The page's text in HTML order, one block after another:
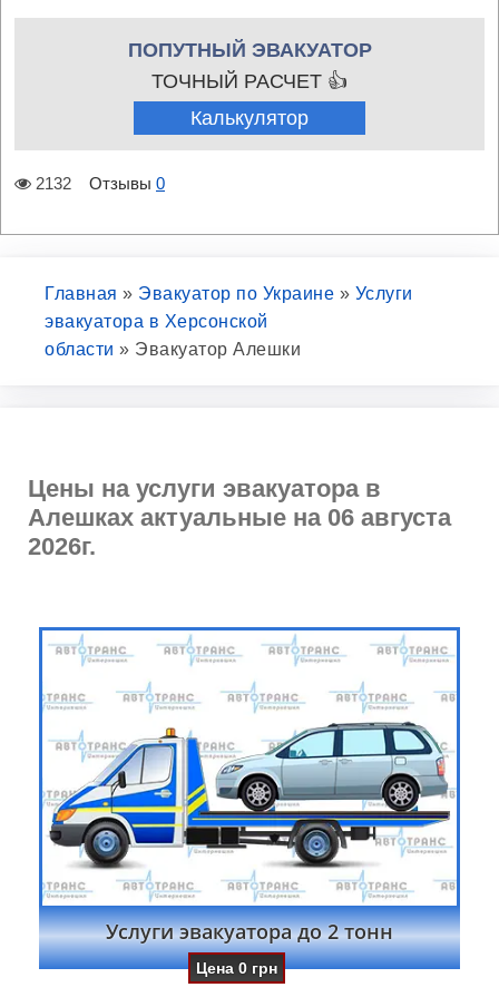
ПОПУТНЫЙ ЭВАКУАТОР
ТОЧНЫЙ РАСЧЕТ 👍
Калькулятор
2132 Отзывы 0
Главная » Эвакуатор по Украине » Услуги
эвакуатора в Херсонской
области » Эвакуатор Алешки
Цены на услуги эвакуатора в
Алешках актуальные на 06 августа
2026г.
Услуги эвакуатора до 2 тонн
Цена0 грн